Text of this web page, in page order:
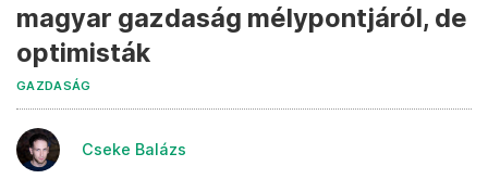
magyar gazdaság mélypontjáról, de
optimisták
GAZDASÁG
Cseke Balázs